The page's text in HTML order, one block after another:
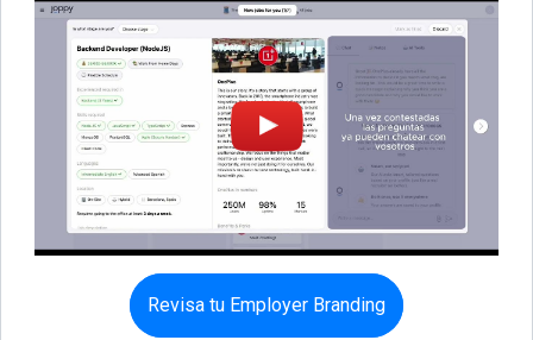
Revisa tu Employer Branding